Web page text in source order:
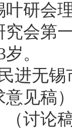
研会
会第
。
无锡
见稿
讨论